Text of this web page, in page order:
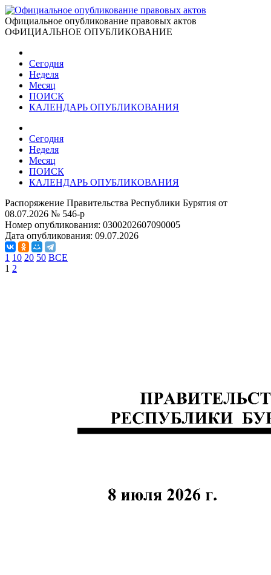
Официальное опубликование правовых актов
ОФИЦИАЛЬНОЕ ОПУБЛИКОВАНИЕ
Сегодня
Неделя
Месяц
ПОИСК
КАЛЕНДАРЬ ОПУБЛИКОВАНИЯ
Сегодня
Неделя
Месяц
ПОИСК
КАЛЕНДАРЬ ОПУБЛИКОВАНИЯ
Распоряжение Правительства Республики Бурятия от
08.07.2026 № 546-р
Номер опубликования: 0300202607090005
Дата опубликования: 09.07.2026
1 10 20 50 ВСЕ
1 2